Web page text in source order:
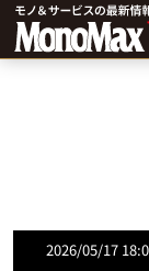
2026/05/17